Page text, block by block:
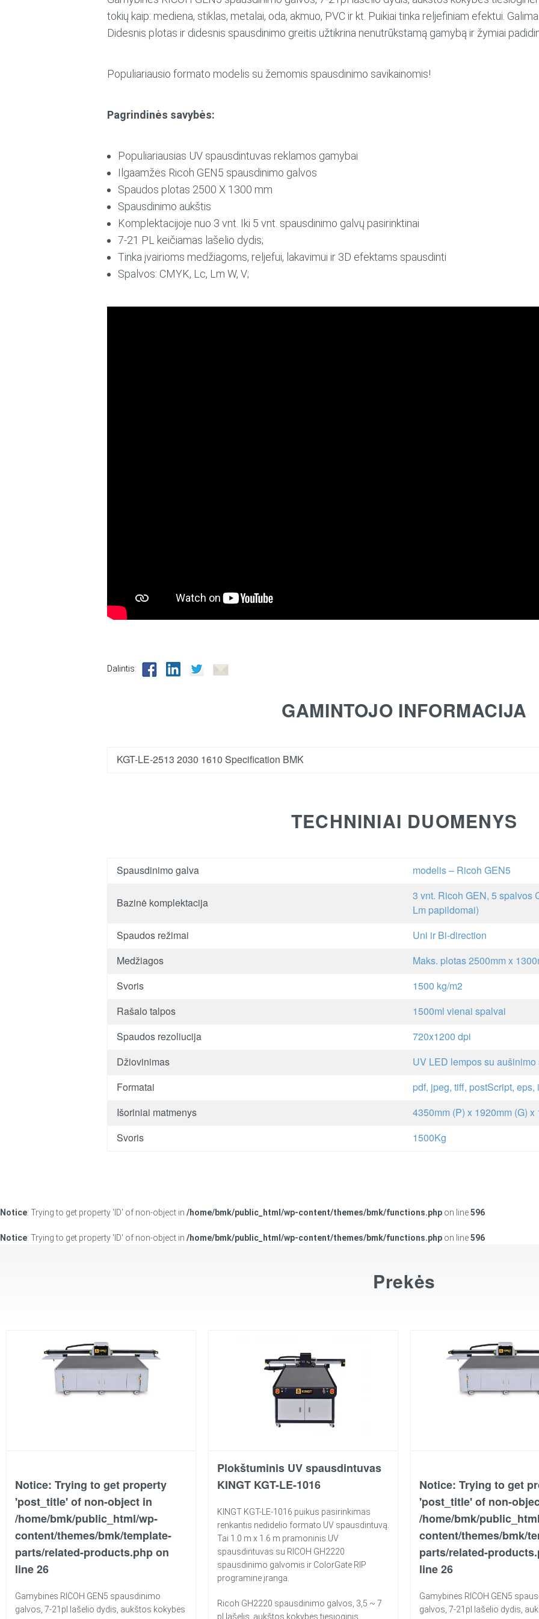
tokių kaip: mediena, stiklas, metalai, oda, akmuo, PVC ir kt. Puikiai tinka reljefiniam efektui.
Didesnis plotas ir didesnis spausdinimo greitis užtikrina nenutrūkstamą gamybą ir žymiai
Populiariausio formato modelis su žemomis spausdinimo savikainomis!
Pagrindinės savybės:
Populiariausias UV spausdintuvas reklamos gamybai
Ilgaamžės Ricoh GEN5 spausdinimo galvos
Spaudos plotas 2500 X 1300 mm
Spausdinimo aukštis
Komplektacijoje nuo 3 vnt. Iki 5 vnt. spausdinimo galvų pasirinktinai
7-21 PL keičiamas lašelio dydis;
Tinka įvairioms medžiagoms, reljefui, lakavimui ir 3D efektams spausdinti
Spalvos: CMYK, Lc, Lm W, V;
Dalintis:
GAMINTOJO INFORMACIJA
KGT-LE-2513 2030 1610 Specification BMK
TECHNINIAI DUOMENYS
Spausdinimo galva modelis – Ricoh GEN5
Bazinė komplektacija
3 vnt. Ricoh GEN, 5 spalvos
Lm papildomai)
Spaudos režimai
Uni ir Bi-direction
Medžiagos
Maks. plotas 2500mm x
Svoris
1500 kg/m2
Rašalo talpos
1500ml vienai spalvai
Spaudos rezoliucija
720x1200 dpi
Džiovinimas
UV LED lempos su aušinimo
Formatai
pdf, jpeg, tiff, postScript, eps,
Išoriniai matmenys
4350mm (P) x 1920mm (G) x
Svoris
1500Kg
Notice: Trying to get property 'ID' of non-object in /home/bmk/public_html/wp-content/themes/bmk/functions.php on line596
Notice: Trying to get property 'ID' of non-object in /home/bmk/public_html/wp-content/themes/bmk/functions.php on line596
Prekės
Notice: Trying to get property
'post_title' of non-object in
/home/bmk/public_html/wp-
content/themes/bmk/template-
parts/related-products.phpon
line26
Gamybinės RICOH GEN5 spausdinimo
galvos, 7-21pl lašelio dydis, aukštos kokybės
Plokštuminis UV spausdintuvas
KINGT KGT-LE-1016
KINGT KGT-LE-1016 puikus pasirinkimas
renkantis nedidelio formato UV spausdintuvą.
Tai 1.0 m x 1.6 m pramoninis UV
spausdintuvas su RICOH GH2220
spausdinimo galvomis ir ColorGate RIP
programine įranga.
Ricoh GH2220 spausdinimo galvos, 3,5 ~ 7
pl lašelis, aukštos kokybės tiesioginis
Notice: Trying to get
'post_title' of non-
/home/bmk/
content/themes/bmk/
parts/related-
line26
Gamybinės RICOH GEN5
galvos, 7-21pl lašelio dydis,